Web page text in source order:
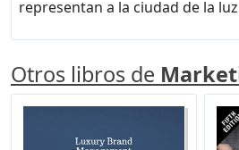
representan a la ciudad de la
Otros libros de